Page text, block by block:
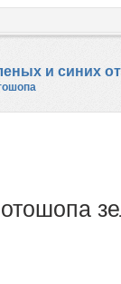
и синих